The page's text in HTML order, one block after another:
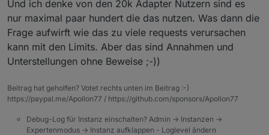
Anfragen der ioBroker Community.
an machen?
Und ich denke von den 20k Adapter Nutzern sind es
nur maximal paar hundert die das nutzen. Was dann die
Frage aufwirft wie das zu viele requests verursachen
kann mit den Limits. Aber das sind Annahmen und
Unterstellungen ohne Beweise ;-))
Beitrag hat geholfen? Votet rechts unten im Beitrag :-)
https://paypal.me/Apollon77 / https://github.com/sponsors/Apollon77
Debug-Log für Instanz einschalten? Admin -> Instanzen ->
Expertenmodus -> Instanz aufklappen - Loglevel ändern